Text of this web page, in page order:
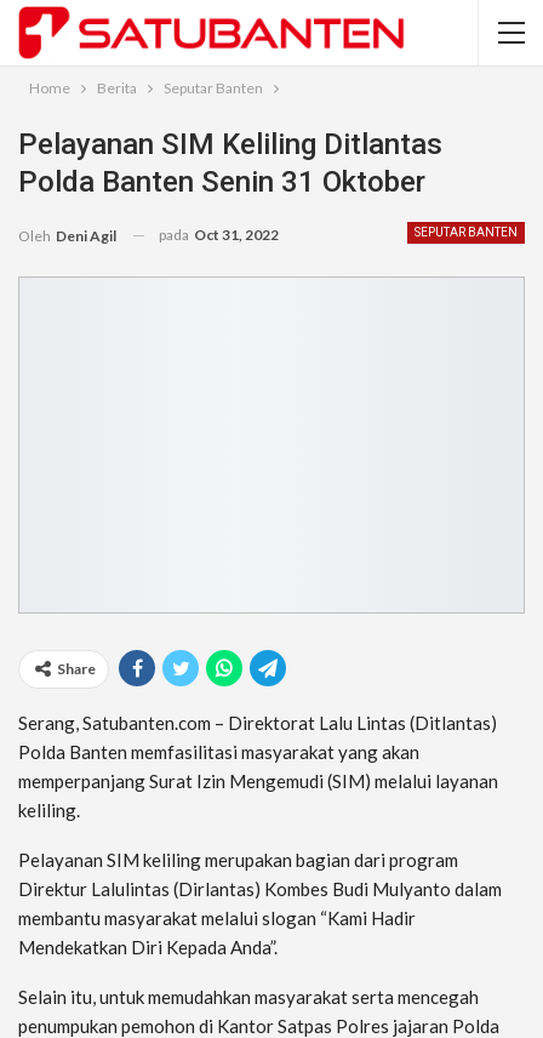
Home Berita Seputar Banten
Pelayanan SIM Keliling Ditlantas
Polda Banten Senin 31 Oktober
SEPUTAR BANTEN
Oleh Deni Agil pada Oct 31, 2022
Share
Serang, Satubanten.com – Direktorat Lalu Lintas (Ditlantas)
Polda Banten memfasilitasi masyarakat yang akan
memperpanjang Surat Izin Mengemudi (SIM) melalui layanan
keliling.
Pelayanan SIM keliling merupakan bagian dari program
Direktur Lalulintas (Dirlantas) Kombes Budi Mulyanto dalam
membantu masyarakat melalui slogan “Kami Hadir
Mendekatkan Diri Kepada Anda”.
Selain itu, untuk memudahkan masyarakat serta mencegah
penumpukan pemohon di Kantor Satpas Polres jajaran Polda